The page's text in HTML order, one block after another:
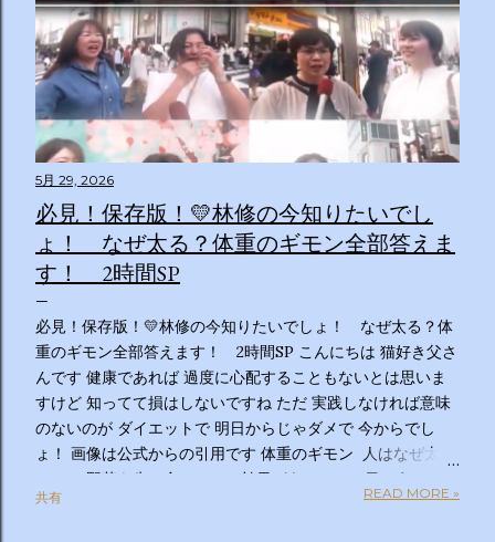
5月 29, 2026
必見！保存版！💛林修の今知りたいでし
ょ！ なぜ太る？体重のギモン全部答えま
す！ 2時間SP
必見！保存版！💛林修の今知りたいでしょ！ なぜ太る？体
重のギモン全部答えます！ 2時間SP こんにちは 猫好き父さ
んです 健康であれば 過度に心配することもないとは思いま
すけど 知ってて損はしないですね ただ 実践しなければ意味
のないのが ダイエットで 明日からじゃダメで 今からでし
ょ！ 画像は公式からの引用です 体重のギモン 人はなぜ太る
のか？ 野菜を先に食べるのは効果があるの？１日２食と３
食、どっちが太らない？「太りやすい人」と「太りにくい
共有 READ MORE »